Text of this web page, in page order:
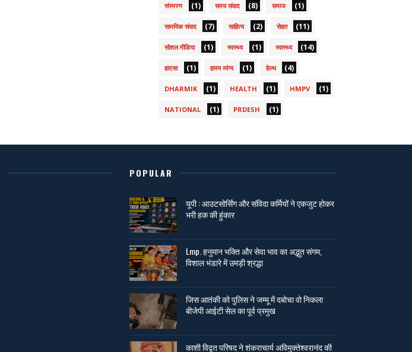
संस्मरण (1) समय संवाद (8) समाज (1)
सामयिक संवाद (7) साहित्य (2) सेहत (11)
सोशल मीडिया (1) स्वस्थ्य (1) स्वास्थ्य (14)
हादसा (1) हास्य व्यंग्य (1) हेल्थ (4)
DHARMIK (1) HEALTH (1) HMPV (1)
NATIONAL (1) PRDESH (1)
POPULAR
यूपी : आउटसोर्सिंग और संविदा कर्मियों ने एकजुट होकर
भरी हक की हुंकार
Lmp. हनुमान भक्ति और सेवा भाव का अद्भुत संगम,
विशाल भंडारे में उमड़ी श्रद्धा
जिस आतंकी को पुलिस ने जम्मू में दबोचा वो निकला
बीजेपी आईटी सेल का पूर्व प्रमुख
काशी विद्वत परिषद ने शंकराचार्य अविमुक्तेश्वरानंद की